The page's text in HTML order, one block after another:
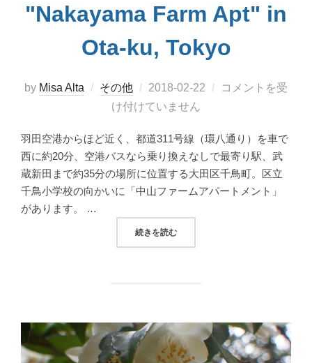
"Nakayama Farm Apt" in
Ota-ku, Tokyo
by Misa Alta その他
投
稿
2018-02-22
コメントを受
け付けていません
羽田空港からほど近く、都道311号線（環八通り）を車で
西に約20分、空港バスなら乗り換えなしで最寄り駅、武
蔵新田まで約35分の場所に位置する大田区千鳥町。区立
千鳥小学校の向かいに「中山ファームアパートメント」
があります。 …
続きを読む“大田区千鳥町「森のテラス」と「